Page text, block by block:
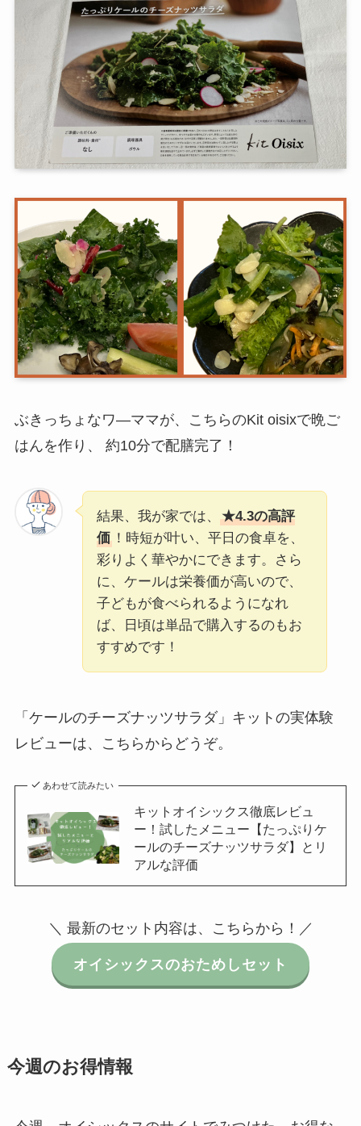
ぶきっちょなワ―ママが、こちらのKit oisixで晩ご
はんを作り、 約10分で配膳完了！
結果、我が家では、
★4.3の高評
価！時短が叶い、平日の食卓を、
彩りよく華やかにできます。さら
に、ケールは栄養価が高いので、
子どもが食べられるようになれ
ば、日頃は単品で購入するのもお
すすめです！
「ケールのチーズナッツサラダ」キットの実体験
レビューは、こちらからどうぞ。
あわせて読みたい
キットオイシックス徹底レビュ
ー！試したメニュー【たっぷりケ
ールのチーズナッツサラダ】とリ
アルな評価
＼ 最新のセット内容は、こちらから！／
オイシックスのおためしセット
今週のお得情報